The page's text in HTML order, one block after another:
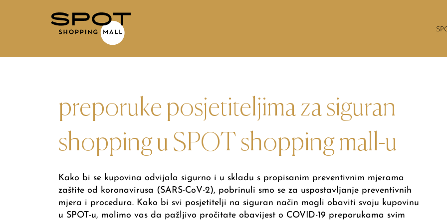
preporuke posjetiteljima za siguran
shopping u SPOT shopping mall-u
Kako bi se kupovina odvijala sigurno i u skladu s propisanim preventivnim mjerama
zaštite od koronavirusa (SARS-CoV-2), pobrinuli smo se za uspostavljanje preventivnih
mjera i procedura. Kako bi svi posjetitelji na siguran način mogli obaviti svoju kupovinu
u SPOT-u, molimo vas da pažljivo pročitate obavijest o COVID-19 preporukama svim